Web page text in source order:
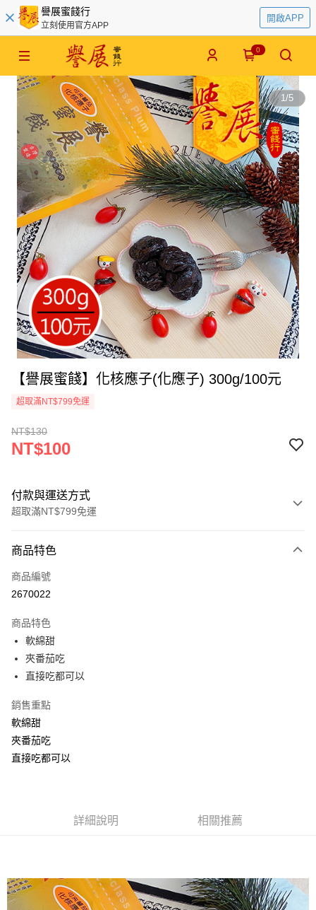
譽展蜜餞行
立刻使用官方APP
開啟APP
0
1/5
【譽展蜜餞】化核應子(化應子) 300g/100元
超取滿NT$799免運
NT$130
NT$100
付款與運送方式
超取滿NT$799免運
信用卡一次付款
超商取貨付款
Apple Pay
街口支付
Google Pay
全盈+PAY
每筆NT$60，滿NT$799(含以上)免運費
商品特色
商品編號
2670022
商品特色
軟綿甜
夾番茄吃
直接吃都可以
銷售重點
軟綿甜
夾番茄吃
直接吃都可以
詳細說明 相關推薦